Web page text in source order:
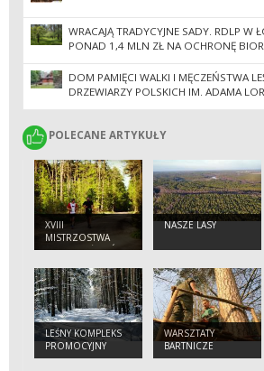
WRACAJĄ TRADYCYJNE SADY. RDLP W
PONAD 1,4 MLN ZŁ NA OCHRONĘ
DOM PAMIĘCI WALKI I MĘCZEŃSTWA
DRZEWIARZY POLSKICH IM. ADAMA
POLECANE ARTYKUŁY
POLECANE ARTYKUŁY
XVIII
MISTRZOSTWA
POLSKI LEŚNIKÓW
ORIENTACJĘ
NASZE LASY
LEŚNY KOMPLEKS
PROMOCYJNY
"LASY SPALSKO -
WARSZTATY
BARTNICZE